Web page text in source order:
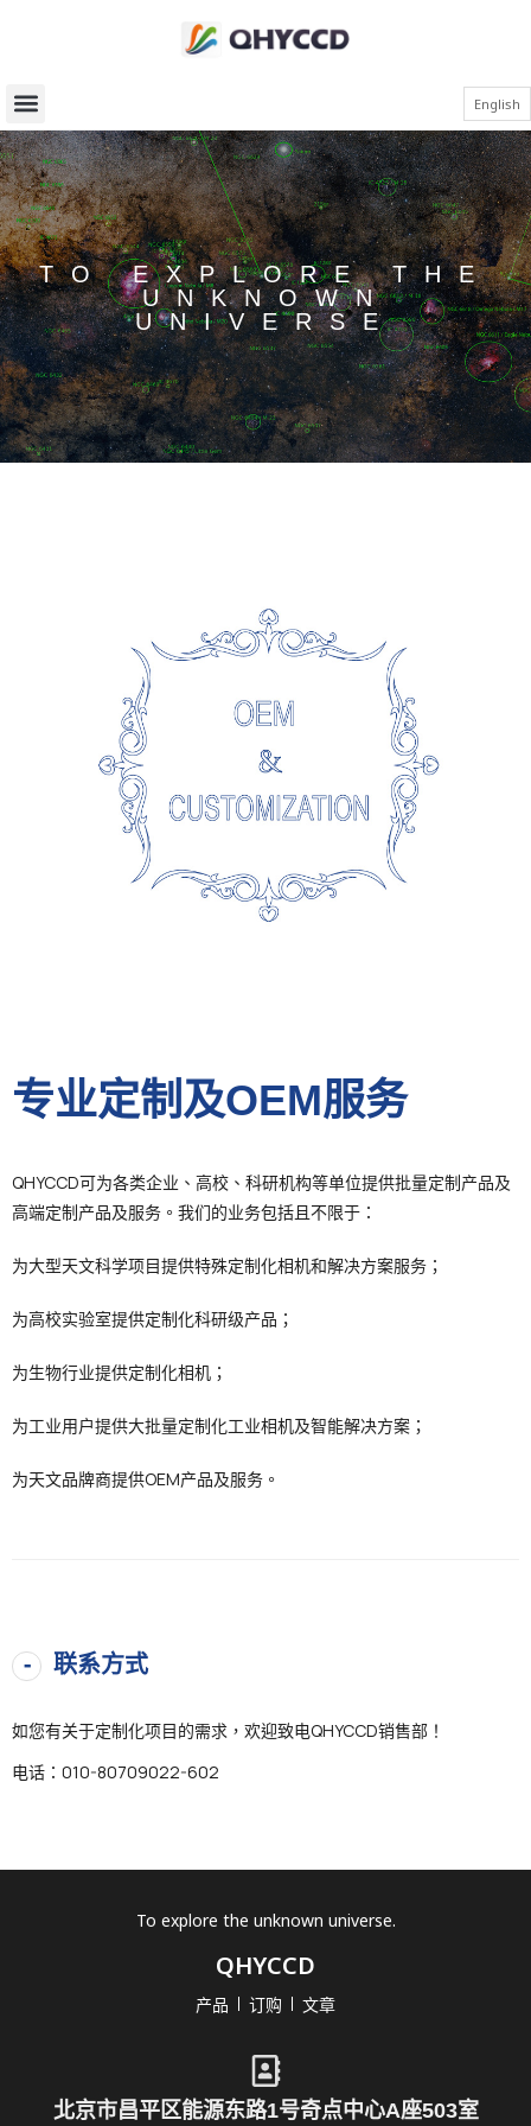
English
TO EXPLORE THE
UNKNOWN
UNIVERSE
专业定制及OEM服务
QHYCCD可为各类企业、高校、科研机构等单位提供批量定制产品及
高端定制产品及服务。我们的业务包括且不限于：
为大型天文科学项目提供特殊定制化相机和解决方案服务；
为高校实验室提供定制化科研级产品；
为生物行业提供定制化相机；
为工业用户提供大批量定制化工业相机及智能解决方案；
为天文品牌商提供OEM产品及服务。
联系方式
如您有关于定制化项目的需求，欢迎致电QHYCCD销售部！
电话：010-80709022-602
To explore the unknown universe.
QHYCCD
产品 订购 文章
北京市昌平区能源东路1号奇点中心A座503室